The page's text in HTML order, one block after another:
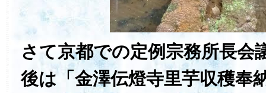
さて京都での定例宗務所長会
後は「金澤伝燈寺里芋収穫奉